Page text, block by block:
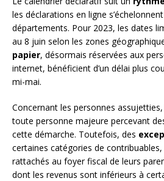
les déclarations en ligne
départements. Pour 2023, les dates
au 8 juin selon les zones
papier, désormais réservées aux
internet, bénéficient d’un délai plus
mi-mai.
Concernant les personnes
toute personne majeure percevant
cette démarche. Toutefois, des
certaines catégories de
rattachés au foyer fiscal de leurs
dont les revenus sont inférieurs à